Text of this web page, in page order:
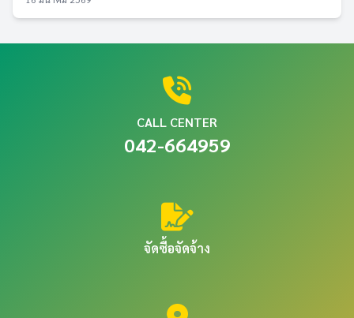
CALL CENTER
042-664959
จัดซื้อจัดจ้าง